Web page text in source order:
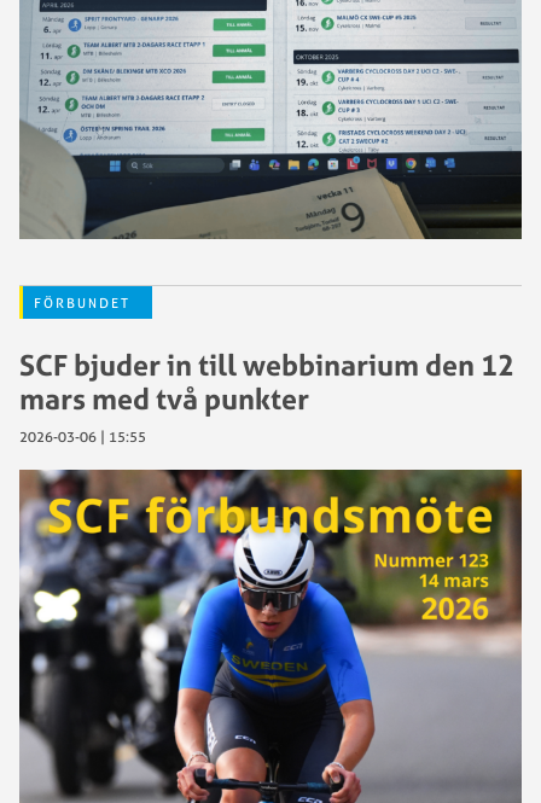
FÖRBUNDET
SCF bjuder in till webbinarium den 12
mars med två punkter
2026-03-06 | 15:55